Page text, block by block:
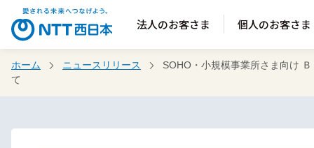
法人のお客さま 個人のお客さま
ホーム ニュースリリース
SOHO・小規模事業所さま向け
て